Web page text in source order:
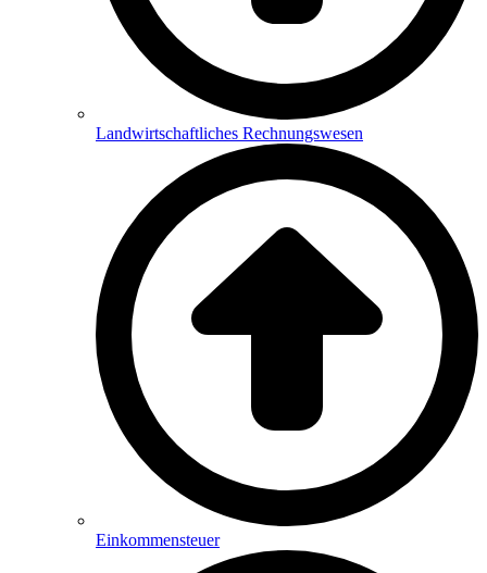
Landwirtschaftliches Rechnungswesen
Einkommensteuer